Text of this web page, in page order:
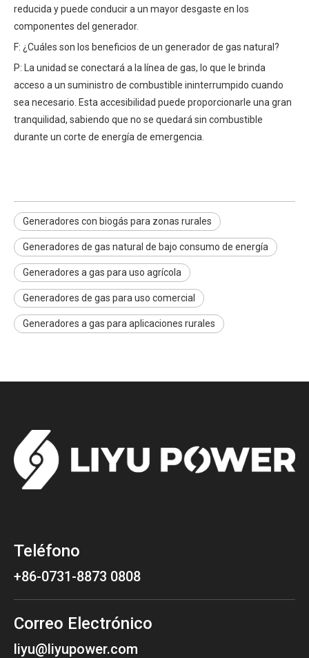
reducida y puede conducir a un mayor desgaste en los
componentes del generador.
F: ¿Cuáles son los beneficios de un generador de gas natural?
P: La unidad se conectará a la línea de gas, lo que le brinda
acceso a un suministro de combustible ininterrumpido cuando
sea necesario. Esta accesibilidad puede proporcionarle una gran
tranquilidad, sabiendo que no se quedará sin combustible
durante un corte de energía de emergencia.
Generadores con biogás para zonas rurales
Generadores de gas natural de bajo consumo de energía
Generadores a gas para uso agrícola
Generadores de gas para uso comercial
Generadores a gas para aplicaciones rurales
Teléfono
+86-0731-8873 0808
Correo Electrónico
liyu@liyupower.com